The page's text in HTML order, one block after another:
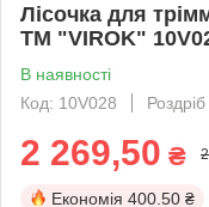
Лісочка для
ТМ "VIROK"
В наявності
Код: 10V028
Роздріб
2 269,50 ₴
Економія 400.50 ₴